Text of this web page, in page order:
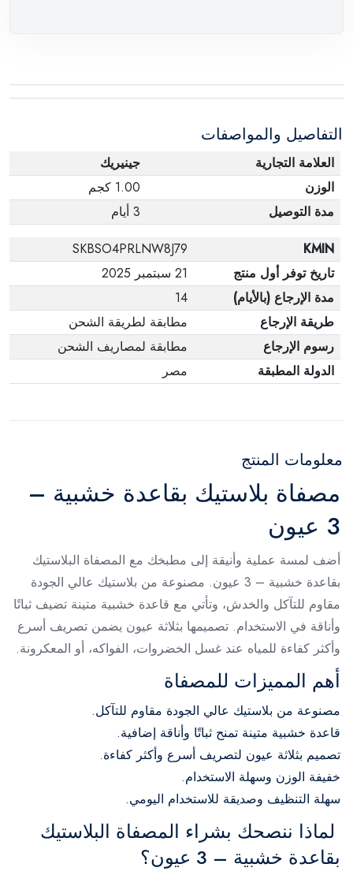
التفاصيل والمواصفات
العلامة التجارية
جينيريك
الوزن
1.00 كجم
مدة التوصيل
3 أيام
KMIN
SKBSO4PRLNW8J79
تاريخ توفر أول منتج
21 سبتمبر 2025
مدة الإرجاع (بالأيام)
14
طريقة الإرجاع
مطابقة لطريقة الشحن
رسوم الإرجاع
مطابقة لمصاريف الشحن
الدولة المطبقة
مصر
معلومات المنتج
مصفاة بلاستيك بقاعدة خشبية –
3 عيون
أضف لمسة عملية وأنيقة إلى مطبخك مع المصفاة البلاستيك
بقاعدة خشبية – 3 عيون. مصنوعة من بلاستيك عالي الجودة
مقاوم للتآكل والخدش، وتأتي مع قاعدة خشبية متينة تضيف ثباتًا
وأناقة في الاستخدام. تصميمها بثلاثة عيون يضمن تصريف أسرع
وأكثر كفاءة للمياه عند غسل الخضروات، الفواكه، أو المعكرونة.
أهم المميزات للمصفاة
مصنوعة من بلاستيك عالي الجودة مقاوم للتآكل.
قاعدة خشبية متينة تمنح ثباتًا وأناقة إضافية.
تصميم بثلاثة عيون لتصريف أسرع وأكثر كفاءة.
خفيفة الوزن وسهلة الاستخدام.
سهلة التنظيف وصديقة للاستخدام اليومي.
لماذا ننصحك بشراء المصفاة البلاستيك
بقاعدة خشبية – 3 عيون؟